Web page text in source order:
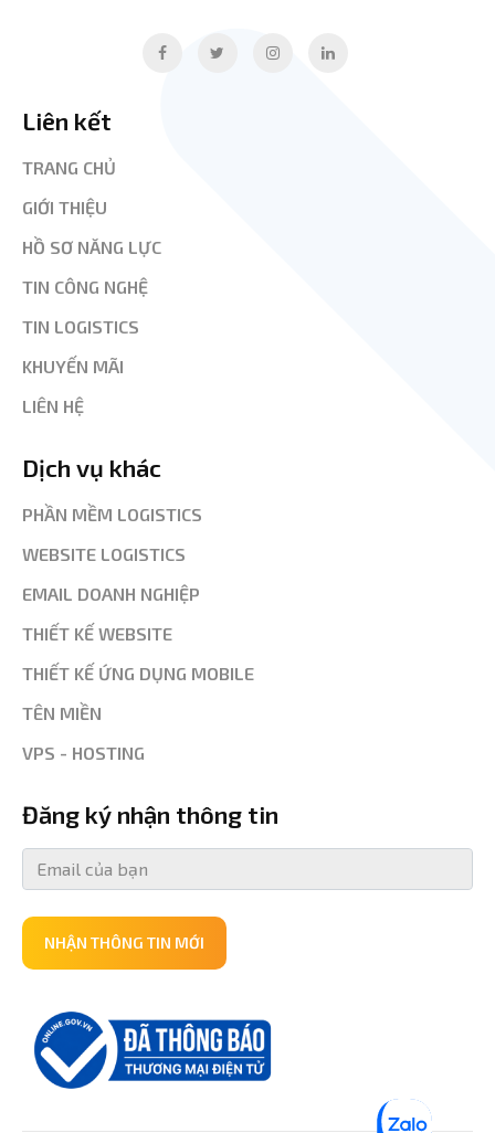
Liên kết
TRANG CHỦ
GIỚI THIỆU
HỒ SƠ NĂNG LỰC
TIN CÔNG NGHỆ
TIN LOGISTICS
KHUYẾN MÃI
LIÊN HỆ
Dịch vụ khác
PHẦN MỀM LOGISTICS
WEBSITE LOGISTICS
EMAIL DOANH NGHIỆP
THIẾT KẾ WEBSITE
THIẾT KẾ ỨNG DỤNG MOBILE
TÊN MIỀN
VPS - HOSTING
Đăng ký nhận thông tin
NHẬN THÔNG TIN MỚI